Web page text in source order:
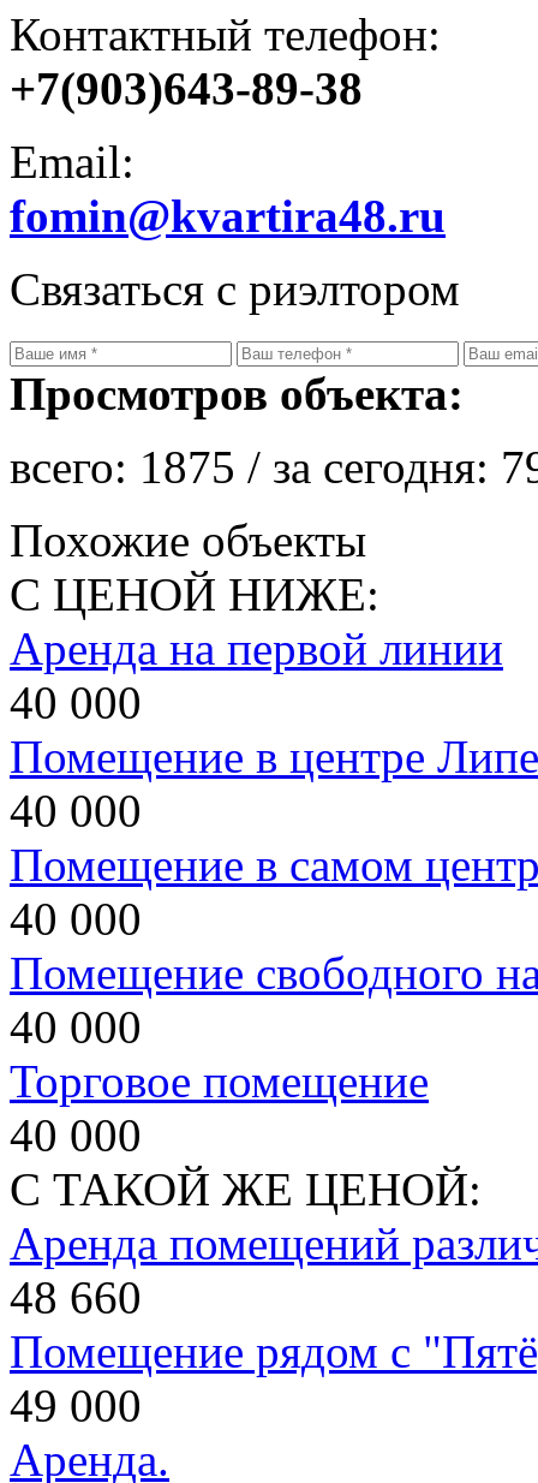
Контактный телефон:
+7(903)643-89-38
Email:
fomin@kvartira48.ru
Связаться с риэлтором
Просмотров объекта:
всего: 1875 / за сегодня:
Похожие объекты
С ЦЕНОЙ НИЖЕ:
Аренда на первой линии
40 000
Помещение в центре
40 000
Помещение в самом
40 000
Помещение свободного
40 000
Торговое помещение
40 000
С ТАКОЙ ЖЕ ЦЕНОЙ:
Аренда помещений
48 660
Помещение рядом с
49 000
Аренда.